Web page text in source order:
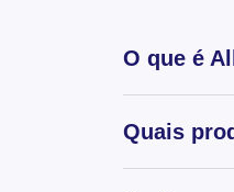
O que é
Quais